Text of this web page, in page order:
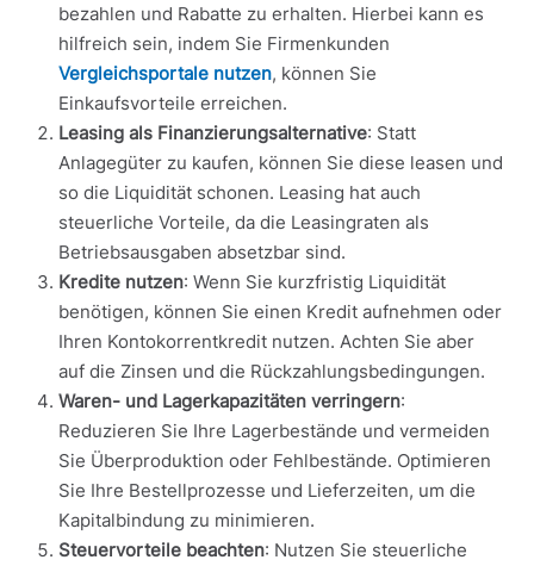
bezahlen und Rabatte zu erhalten. Hierbei kann es
hilfreich sein, indem Sie Firmenkunden
Vergleichsportale nutzen, können Sie
Einkaufsvorteile erreichen.
Leasing als Finanzierungsalternative: Statt
Anlagegüter zu kaufen, können Sie diese leasen und
so die Liquidität schonen. Leasing hat auch
steuerliche Vorteile, da die Leasingraten als
Betriebsausgaben absetzbar sind.
Kredite nutzen: Wenn Sie kurzfristig Liquidität
benötigen, können Sie einen Kredit aufnehmen oder
Ihren Kontokorrentkredit nutzen. Achten Sie aber
auf die Zinsen und die Rückzahlungsbedingungen.
Waren- und Lagerkapazitäten verringern:
Reduzieren Sie Ihre Lagerbestände und vermeiden
Sie Überproduktion oder Fehlbestände. Optimieren
Sie Ihre Bestellprozesse und Lieferzeiten, um die
Kapitalbindung zu minimieren.
Steuervorteile beachten: Nutzen Sie steuerliche